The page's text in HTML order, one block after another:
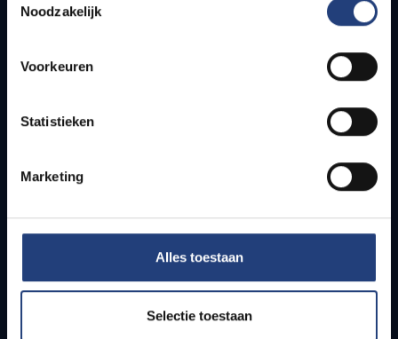
Noodzakelijk
Voorkeuren
Statistieken
Marketing
Alles toestaan
Selectie toestaan
Quick links
How to get to the VUB campuses
Students
PhD students